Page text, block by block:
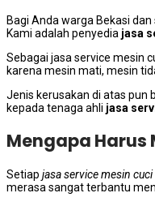
Bagi Anda warga Bekasi
Kami adalah penyedia jasa
Sebagai jasa service mesin
karena mesin mati, mesin
Jenis kerusakan di atas pun
kepada tenaga ahli jasa
Mengapa Harus
Setiap jasa service mesin cuci
merasa sangat terbantu